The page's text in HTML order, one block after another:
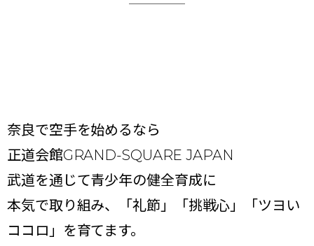
奈良で空手を始めるなら
正道会館GRAND-SQUARE JAPAN
武道を通じて青少年の健全育成に
本気で取り組み、「礼節」「挑戦心」「ツヨい
ココロ」を育てます。